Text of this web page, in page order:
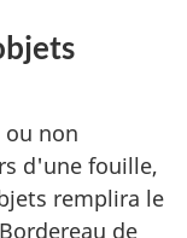
non
d'une fouille,
remplira le
de